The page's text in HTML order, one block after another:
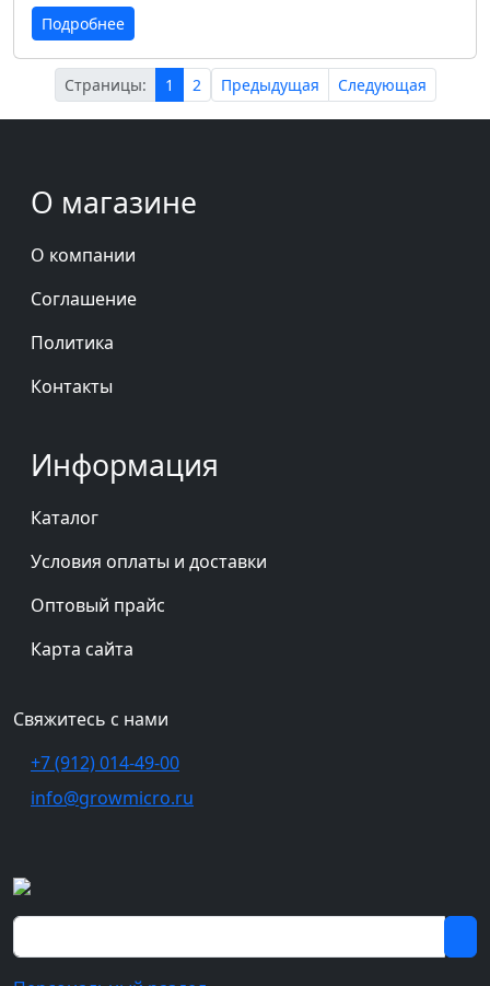
Подробнее
Страницы: 1 2 Предыдущая Следующая
О магазине
О компании
Соглашение
Политика
Контакты
Информация
Каталог
Условия оплаты и доставки
Оптовый прайс
Карта сайта
Свяжитесь с нами
+7 (912) 014-49-00
info@growmicro.ru